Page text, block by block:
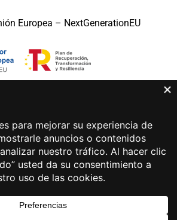
Europea – NextGenerationEU
Aviso legal
Política de privacidad